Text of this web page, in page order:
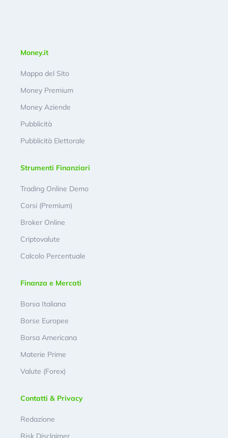
Money.it
Mappa del Sito
Money Premium
Money Aziende
Pubblicità
Pubblicità Elettorale
Strumenti Finanziari
Trading Online Demo
Corsi (Premium)
Broker Online
Criptovalute
Calcolo Percentuale
Finanza e Mercati
Borsa Italiana
Borse Europee
Borsa Americana
Materie Prime
Valute (Forex)
Contatti & Privacy
Redazione
Risk Disclaimer